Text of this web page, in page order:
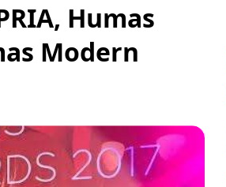
Humas
Modern